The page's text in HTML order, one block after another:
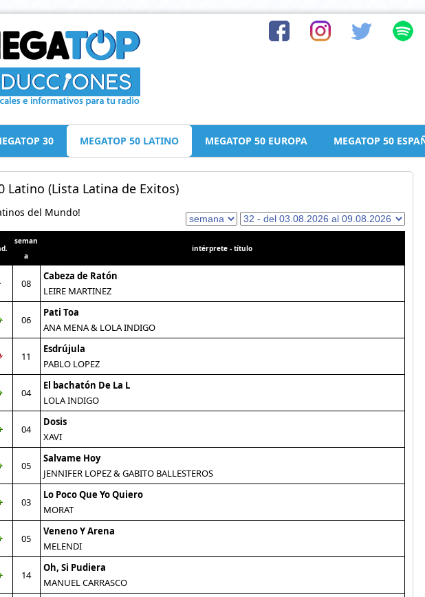
30 MEGATOP 50 LATINO MEGATOP 50 EUROPA MEGATOP 50
Latino (Lista Latina de Exitos)
del Mundo!
seman
a
intérprete - título
08
Cabeza de Ratón
LEIRE MARTINEZ
06
Pati Toa
ANA MENA & LOLA INDIGO
11
Esdrújula
PABLO LOPEZ
04
El bachatón De La L
LOLA INDIGO
04
Dosis
XAVI
05
Salvame Hoy
JENNIFER LOPEZ & GABITO BALLESTEROS
03
Lo Poco Que Yo Quiero
MORAT
05
Veneno Y Arena
MELENDI
14
Oh, Si Pudiera
MANUEL CARRASCO